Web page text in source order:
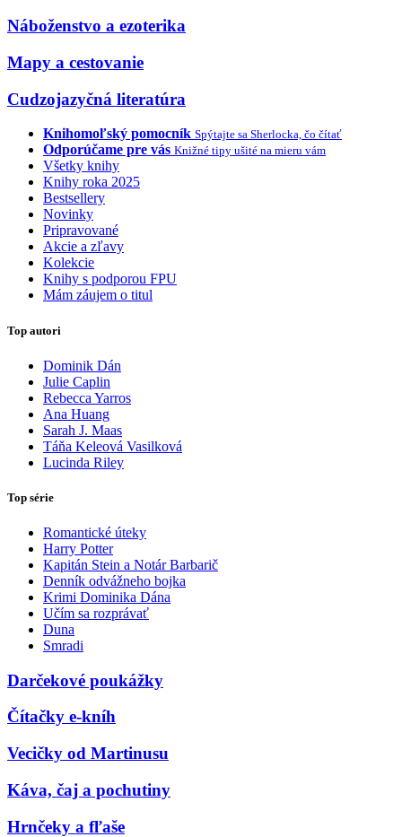
Náboženstvo a ezoterika
Mapy a cestovanie
Cudzojazyčná literatúra
Knihomoľský pomocník Spýtajte sa Sherlocka, čo čítať
Odporúčame pre vás Knižné tipy ušité na mieru vám
Všetky knihy
Knihy roka 2025
Bestsellery
Novinky
Pripravované
Akcie a zľavy
Kolekcie
Knihy s podporou FPU
Mám záujem o titul
Top autori
Dominik Dán
Julie Caplin
Rebecca Yarros
Ana Huang
Sarah J. Maas
Táňa Keleová Vasilková
Lucinda Riley
Top série
Romantické úteky
Harry Potter
Kapitán Stein a Notár Barbarič
Denník odvážneho bojka
Krimi Dominika Dána
Učím sa rozprávať
Duna
Smradi
Darčekové poukážky
Čítačky e-kníh
Vecičky od Martinusu
Káva, čaj a pochutiny
Hrnčeky a fľaše